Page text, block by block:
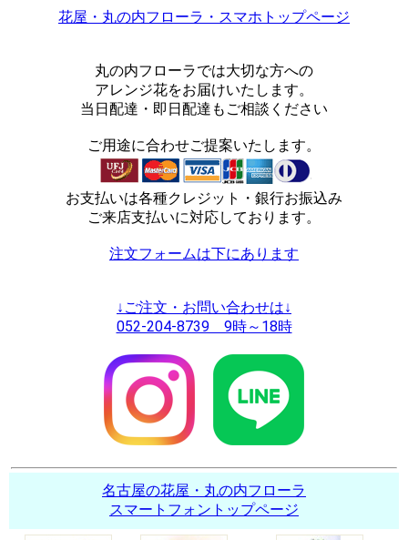
花屋・丸の内フローラ・スマホトップページ
丸の内フローラでは大切な方への
アレンジ花をお届けいたします。
当日配達・即日配達もご相談ください
ご用途に合わせご提案いたします。
お支払いは各種クレジット・銀行お振込み
ご来店支払いに対応しております。
注文フォームは下にあります
↓ご注文・お問い合わせは↓
052-204-8739 9時～18時
名古屋の花屋・丸の内フローラ
スマートフォントップページ